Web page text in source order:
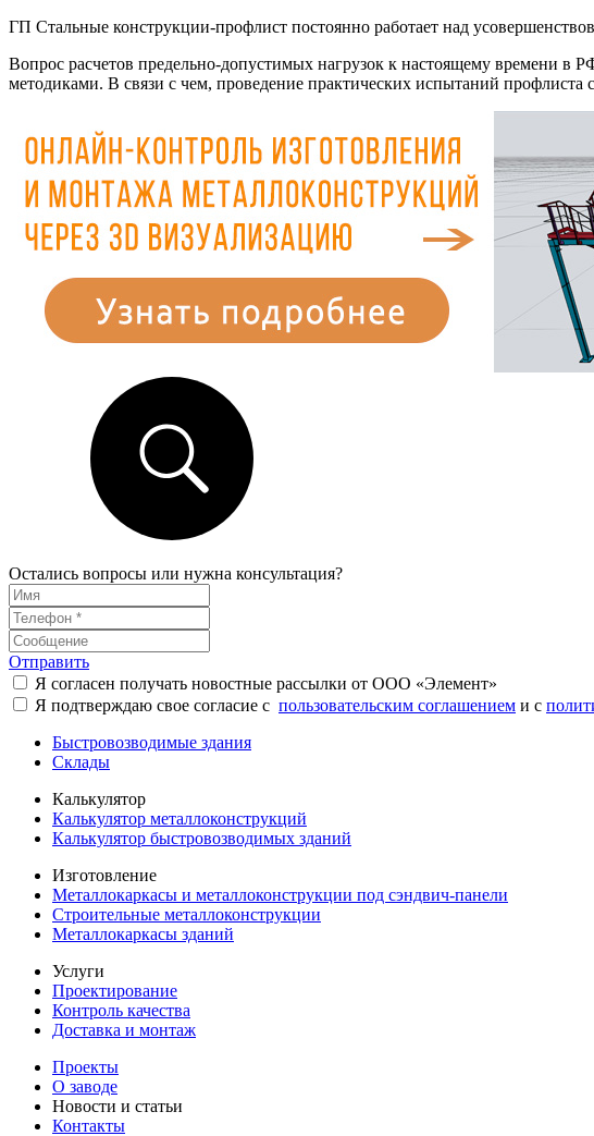
ГП Стальные конструкции-профлист постоянно работает над
Вопрос расчетов предельно-допустимых нагрузок к настоящему времени
методиками. В связи с чем, проведение практических испытаний профлиста
Остались вопросы или нужна консультация?
Отправить
Я согласен получать новостные рассылки от ООО «Элемент»
Я подтверждаю свое согласие с пользовательским соглашением и с
Быстровозводимые здания
Склады
Калькулятор
Калькулятор металлоконструкций
Калькулятор быстровозводимых зданий
Изготовление
Металлокаркасы и металлоконструкции под сэндвич-панели
Строительные металлоконструкции
Металлокаркасы зданий
Услуги
Проектирование
Контроль качества
Доставка и монтаж
Проекты
О заводе
Новости и статьи
Контакты